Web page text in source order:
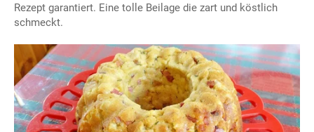
Rezept garantiert. Eine tolle Beilage die zart und köstlich
schmeckt.